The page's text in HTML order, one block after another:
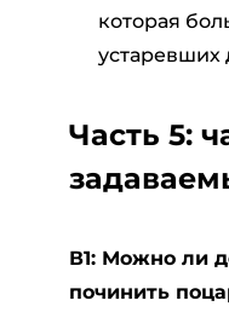
которая
устаревших
Часть 5:
В1: Можно ли
починить